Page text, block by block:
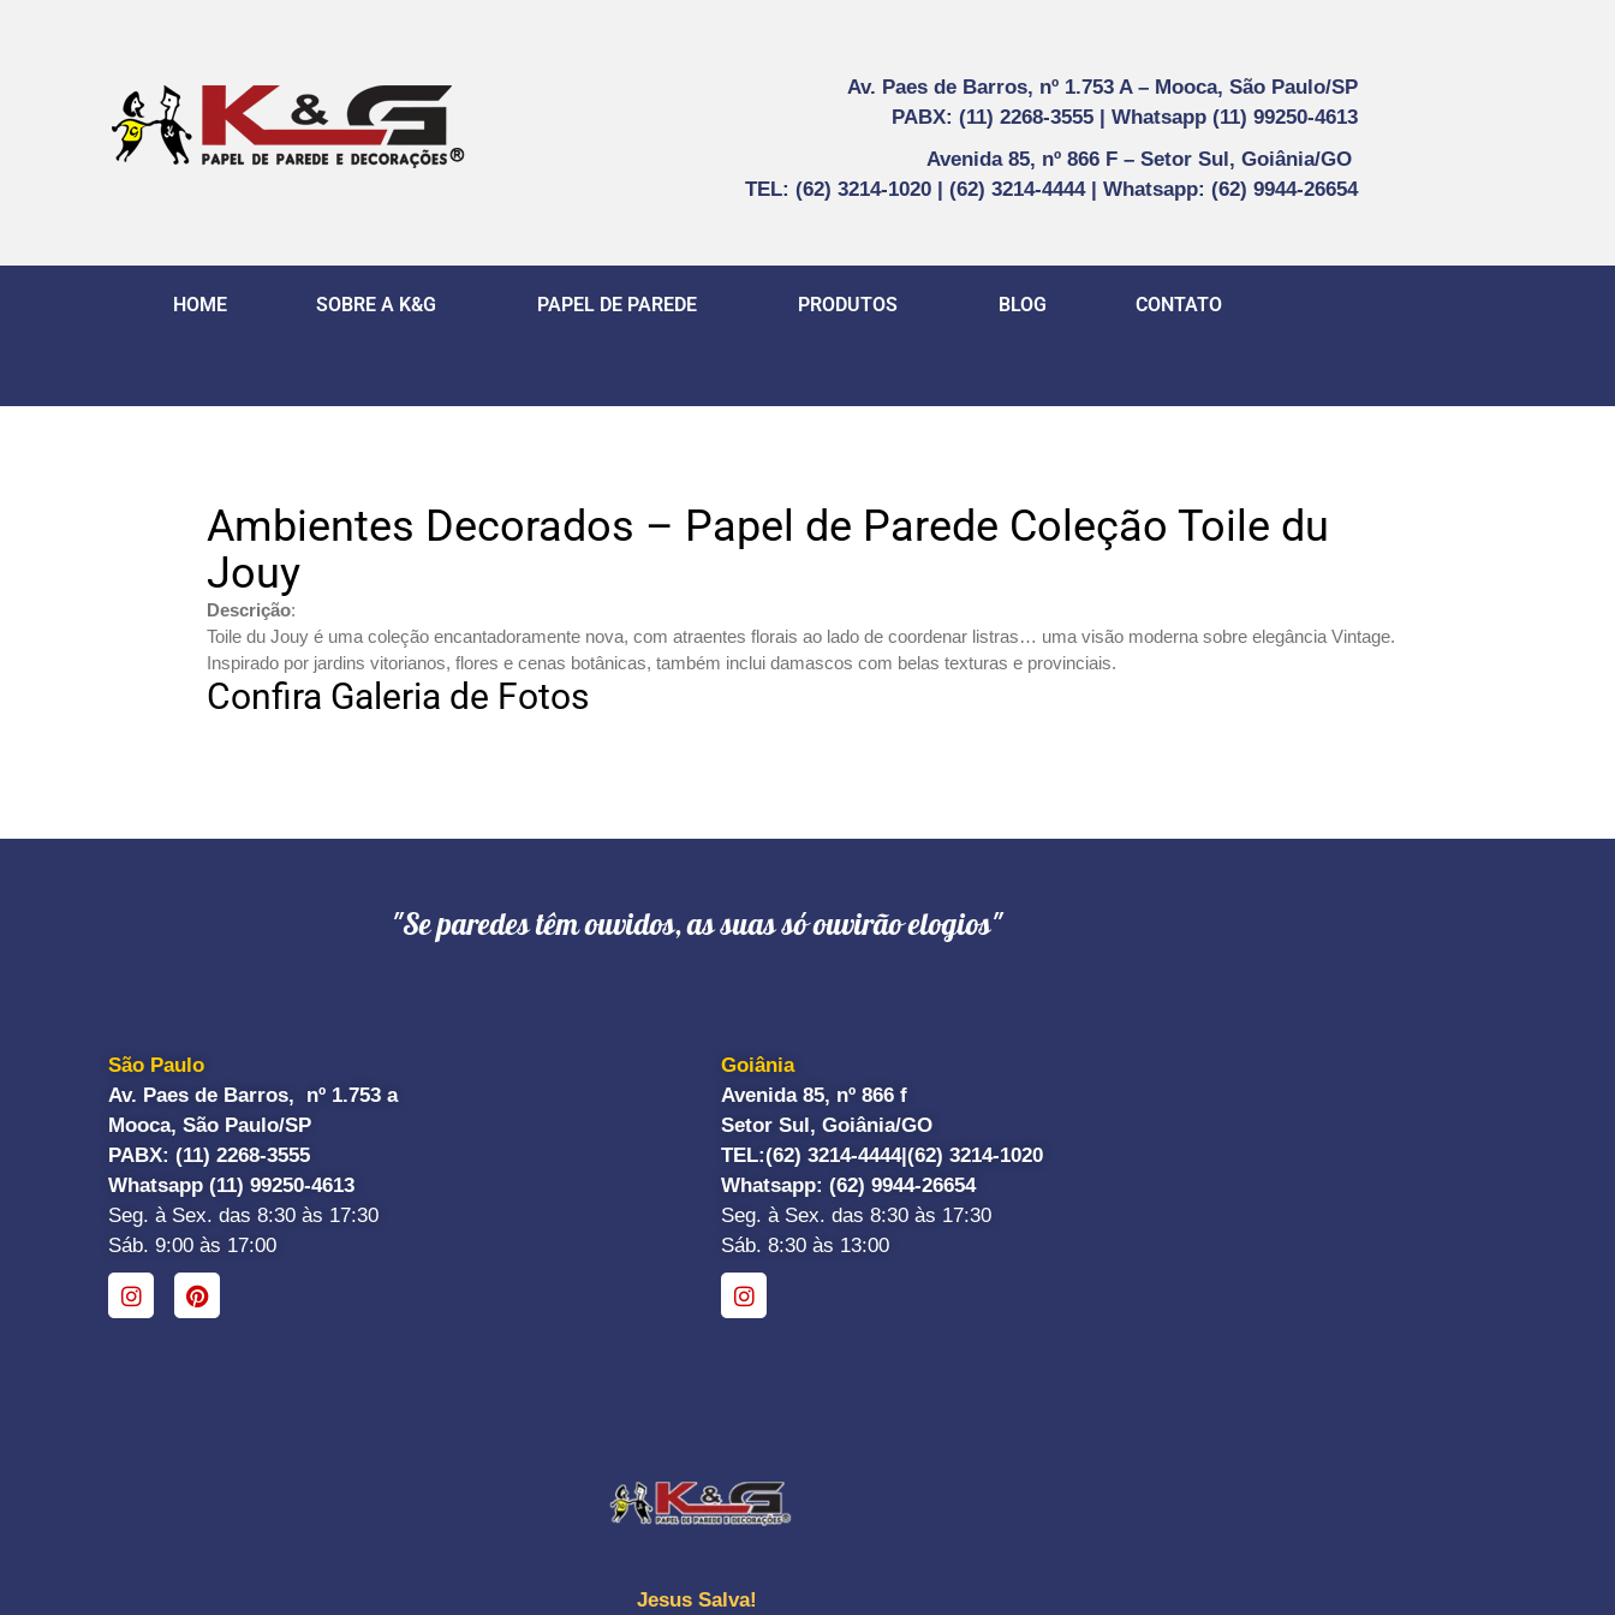
Av. Paes de Barros, nº 1.753 A – Mooca, São Paulo/SP
PABX: (11) 2268-3555 | Whatsapp (11) 99250-4613
Avenida 85, nº 866 F – Setor Sul, Goiânia/GO
TEL: (62) 3214-1020 | (62) 3214-4444 | Whatsapp: (62) 9944-26654
HOME SOBRE A K&G PAPEL DE PAREDE PRODUTOS BLOG CONTATO
Ambientes Decorados – Papel de Parede Coleção Toile du
Jouy
Descrição:
Toile du Jouy é uma coleção encantadoramente nova, com atraentes florais ao lado de coordenar listras… uma visão moderna sobre elegância Vintage.
Inspirado por jardins vitorianos, flores e cenas botânicas, também inclui damascos com belas texturas e provinciais.
Confira Galeria de Fotos
"Se paredes têm ouvidos, as suas só ouvirão elogios"
São Paulo
Av. Paes de Barros, nº 1.753 a
Mooca, São Paulo/SP
PABX: (11) 2268-3555
Whatsapp (11) 99250-4613
Seg. à Sex. das 8:30 às 17:30
Sáb. 9:00 às 17:00
Goiânia
Avenida 85, nº 866 f
Setor Sul, Goiânia/GO
TEL:(62) 3214-4444| (62) 3214-1020
Whatsapp: (62) 9944-26654
Seg. à Sex. das 8:30 às 17:30
Sáb. 8:30 às 13:00
Jesus Salva!